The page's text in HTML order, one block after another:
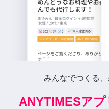
みんなでつくる、
ANYTIMESア